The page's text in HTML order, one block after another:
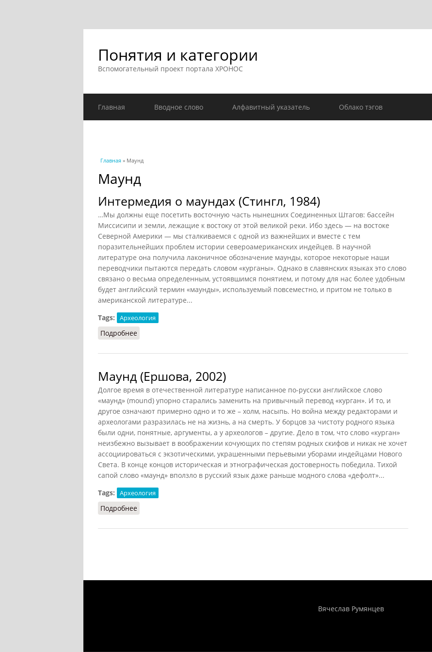
Понятия и категории
Вспомогательный проект портала ХРОНОС
Главная Вводное слово Алфавитный указатель Облако тэгов
Вы здесь
Главная » Маунд
Маунд
Интермедия о маундах (Стингл, 1984)
…Мы должны еще посетить восточную часть нынешних Соединенных Штагов: бассейн
Миссисипи и земли, лежащие к востоку от этой великой реки. Ибо здесь — на востоке
Северной Америки — мы сталкиваемся с одной из важнейших и вместе с тем
поразительнейших проблем истории североамериканских индейцев. В научной
литературе она получила лаконичное обозначение маунды, которое некоторые наши
переводчики пытаются передать словом «курганы». Однако в славянских языках это слово
связано о весьма определенным, устоявшимся понятием, и потому для нас более удобным
будет английский термин «маунды», используемый повсеместно, и притом не только в
американской литературе...
Tags:
Археология
Подробнее
Маунд (Ершова, 2002)
Долгое время в отечественной литературе написанное по-русски английское слово
«маунд» (mound) упорно старались заменить на привычный перевод «курган». И то, и
другое означают примерно одно и то же – холм, насыпь. Но война между редакторами и
археологами разразилась не на жизнь, а на смерть. У борцов за чистоту родного языка
были одни, понятные, аргументы, а у археологов – другие. Дело в том, что слово «курган»
неизбежно вызывает в воображении кочующих по степям родных скифов и никак не хочет
ассоциироваться с экзотическими, украшенными перьевыми уборами индейцами Нового
Света. В конце концов историческая и этнографическая достоверность победила. Тихой
сапой слово «маунд» вползло в русский язык даже раньше модного слова «дефолт»...
Tags:
Археология
Подробнее
Вячеслав Румянцев